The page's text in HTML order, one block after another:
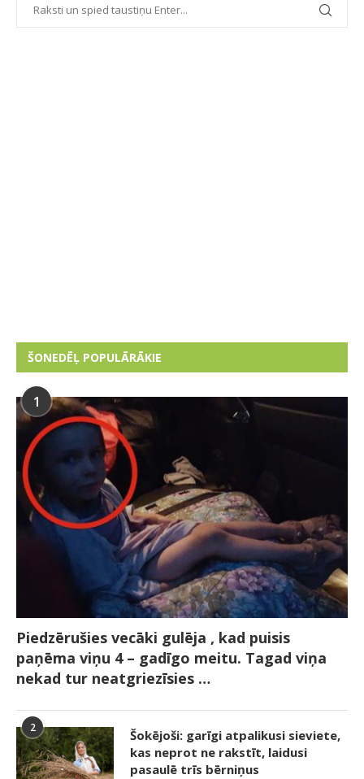
ŠONEDĒĻ POPULĀRĀKIE
1
Piedzērušies vecāki gulēja , kad puisis
paņēma viņu 4 – gadīgo meitu. Tagad viņa
nekad tur neatgriezīsies …
2
Šokējoši: garīgi atpalikusi sieviete,
kas neprot ne rakstīt, laidusi
pasaulē trīs bērniņus